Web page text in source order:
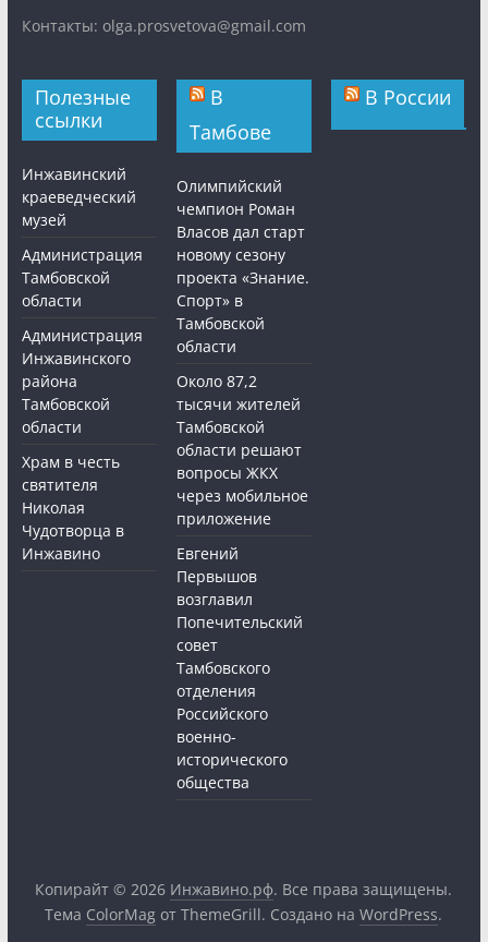
Контакты: olga.prosvetova@gmail.com
Полезные
ссылки
Инжавинский
краеведческий
музей
Администрация
Тамбовской
области
Администрация
Инжавинского
района
Тамбовской
области
Храм в честь
святителя
Николая
Чудотворца в
Инжавино
В
Тамбове
Олимпийский
чемпион Роман
Власов дал старт
новому сезону
проекта «Знание.
Спорт» в
Тамбовской
области
Около 87,2
тысячи жителей
Тамбовской
области решают
вопросы ЖКХ
через мобильное
приложение
Евгений
Первышов
возглавил
Попечительский
совет
Тамбовского
отделения
Российского
военно-
исторического
общества
В России
Копирайт © 2026 Инжавино.рф. Все права защищены.
Тема ColorMag от ThemeGrill. Создано наWordPress.